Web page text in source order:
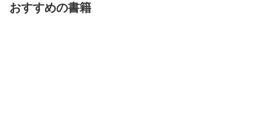
おすすめの書籍